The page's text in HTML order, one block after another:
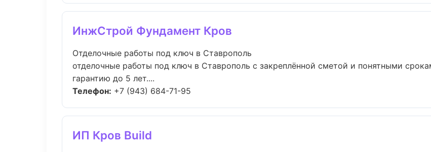
ИнжСтрой Фундамент Кров
Отделочные работы под ключ в Ставрополь
отделочные работы под ключ в Ставрополь с закреплённой сметой и понятными
гарантию до 5 лет....
Телефон: +7 (943) 684-71-95
ИП Кров Build